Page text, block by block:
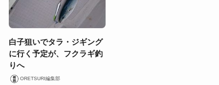
白子狙いでタラ・ジギング
に行く予定が、フクラギ釣
りへ
ORETSURI編集部